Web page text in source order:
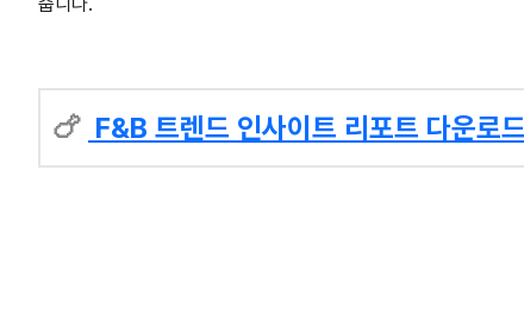
🍗 F&B 트렌드 인사이트 리포트 다운로